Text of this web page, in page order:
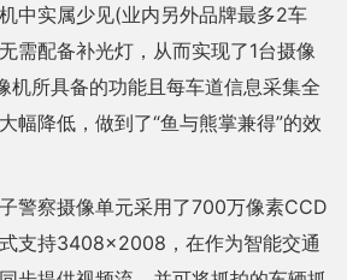
中实属少见(业内另外品牌最多2车
需配备补光灯，从而实现了1台摄像
机所具备的功能且每车道信息采集全
幅降低，做到了“鱼与熊掌兼得”的效
警察摄像单元采用了700万像素CCD
支持3408×2008，在作为智能交通